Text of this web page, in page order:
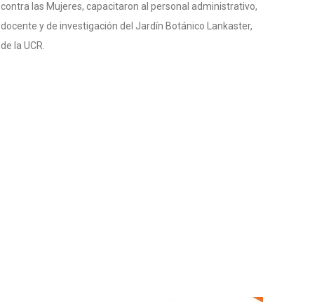
contra las Mujeres, capacitaron al personal administrativo,
docente y de investigación del Jardín Botánico Lankaster,
de la UCR.